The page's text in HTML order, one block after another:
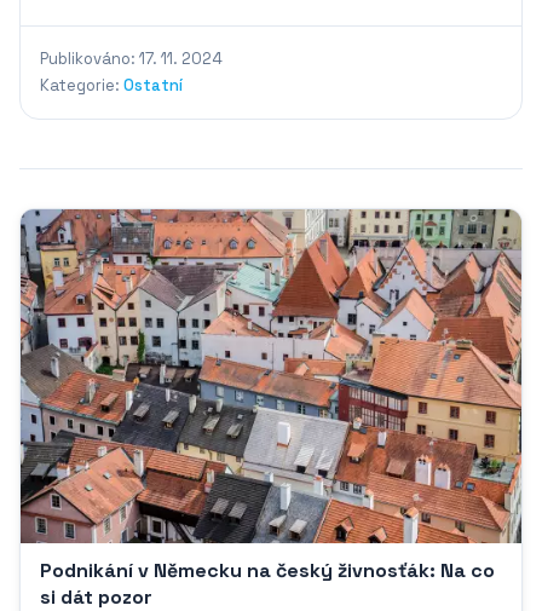
Publikováno: 17. 11. 2024
Kategorie: Ostatní
Podnikání v Německu na český živnosťák: Na co
si dát pozor